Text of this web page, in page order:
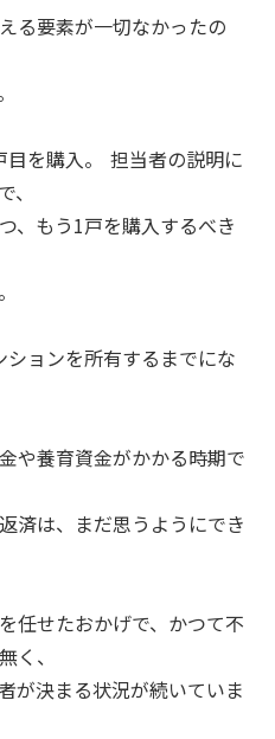
る要素が一切なかったの
を購入。 担当者の説明に
、もう1戸を購入するべき
ョンを所有するまでにな
や養育資金がかかる時期で
済は、まだ思うようにでき
任せたおかげで、かつて不
く、
が決まる状況が続いていま